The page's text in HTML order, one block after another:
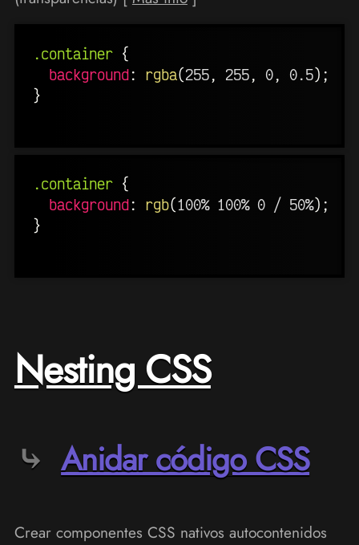
.container {
background: rgba(255 255 0 0.5) ;
}
.container {
background: rgb(100% 100% 0 / 50%) ;
}
Nesting CSS
Anidar código CSS
Crear componentes CSS nativos autocontenidos